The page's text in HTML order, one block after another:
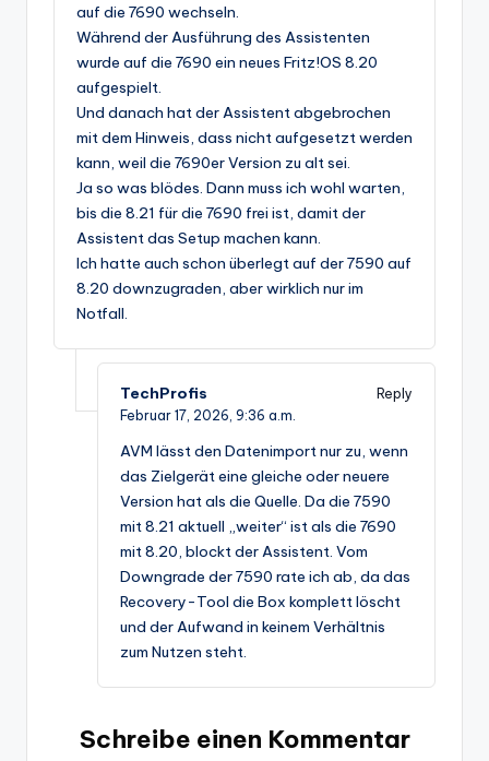
auf die 7690 wechseln.
Während der Ausführung des Assistenten
wurde auf die 7690 ein neues Fritz!OS 8.20
aufgespielt.
Und danach hat der Assistent abgebrochen
mit dem Hinweis, dass nicht aufgesetzt werden
kann, weil die 7690er Version zu alt sei.
Ja so was blödes. Dann muss ich wohl warten,
bis die 8.21 für die 7690 frei ist, damit der
Assistent das Setup machen kann.
Ich hatte auch schon überlegt auf der 7590 auf
8.20 downzugraden, aber wirklich nur im
Notfall.
TechProfis
Reply
Februar 17, 2026, 9:36 a.m.
AVM lässt den Datenimport nur zu, wenn
das Zielgerät eine gleiche oder neuere
Version hat als die Quelle. Da die 7590
mit 8.21 aktuell „weiter“ ist als die 7690
mit 8.20, blockt der Assistent. Vom
Downgrade der 7590 rate ich ab, da das
Recovery-Tool die Box komplett löscht
und der Aufwand in keinem Verhältnis
zum Nutzen steht.
Schreibe einen Kommentar